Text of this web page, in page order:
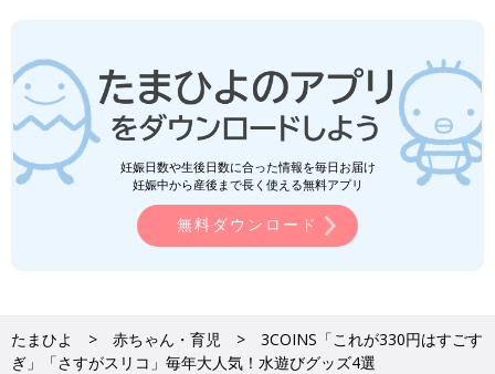
妊娠日数や生後日数に合った情報を毎日お届け
妊娠中から産後まで長く使える無料アプリ
無料ダウンロード
たまひよ 赤ちゃん・育児
3COINS「これが330円はすごす
ぎ」「さすがスリコ」毎年大人気！水遊びグッズ4選